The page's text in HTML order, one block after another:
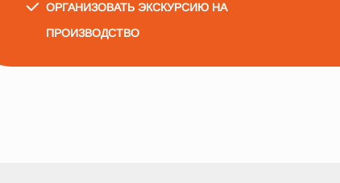
ОРГАНИЗОВАТЬ ЭКСКУРСИЮ НА
ПРОИЗВОДСТВО